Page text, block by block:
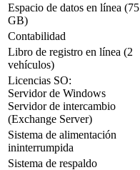
Espacio de datos en línea (75
GB)
Contabilidad
Libro de registro en línea (2
vehículos)
Licencias SO:
Servidor de Windows
Servidor de intercambio
(Exchange Server)
Sistema de alimentación
ininterrumpida
Sistema de respaldo